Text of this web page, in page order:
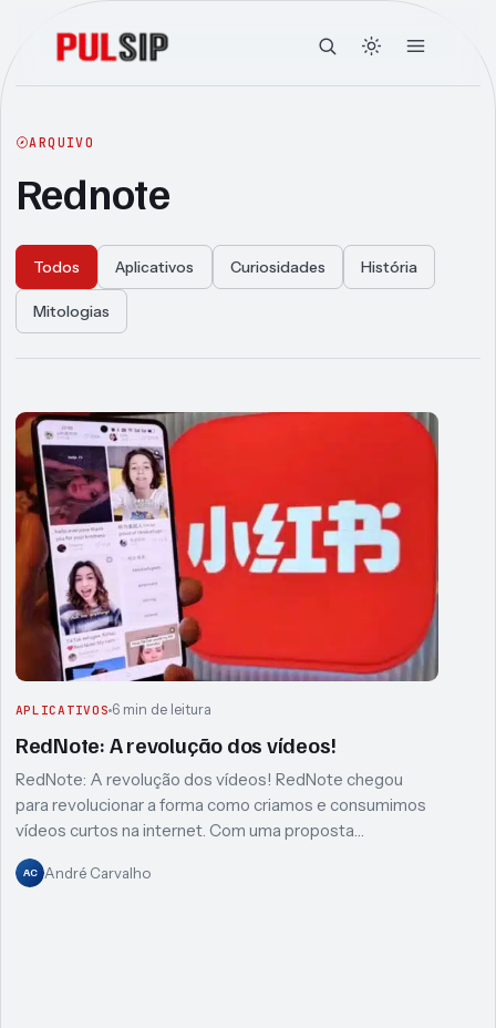
ARQUIVO
Rednote
Todos Aplicativos Curiosidades História
Mitologias
Articles
APLICATIVOS 6 min de leitura
RedNote: A revolução dos vídeos!
RedNote: A revolução dos vídeos! RedNote chegou
para revolucionar a forma como criamos e consumimos
vídeos curtos na internet. Com uma proposta…
AC André Carvalho